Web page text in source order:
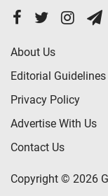
About Us
Editorial Guidelines
Privacy Policy
Advertise With Us
Contact Us
Copyright © 2026